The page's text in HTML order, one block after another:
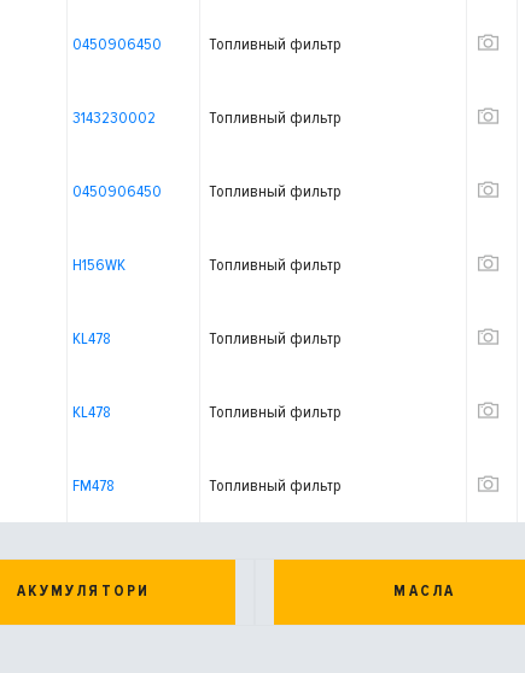
0450906450 Топливный фильтр
3143230002 Топливный фильтр
0450906450 Топливный фильтр
H156WK Топливный фильтр
KL478 Топливный фильтр
KL478 Топливный фильтр
FM478 Топливный фильтр
АКУМУЛЯТОРИ МАСЛА